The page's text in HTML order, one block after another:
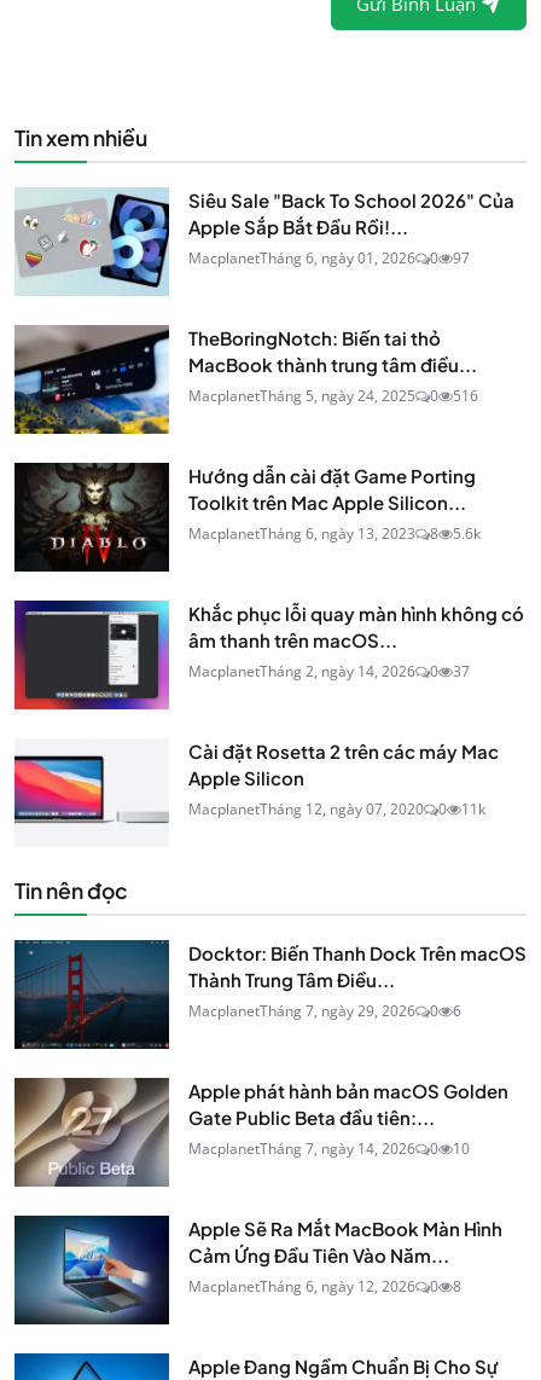
Tin xem nhiều
Siêu Sale "Back To School 2026" Của
Apple Sắp Bắt Đầu Rồi!...
MacplanetTháng 6, ngày 01, 2026 0 97
TheBoringNotch: Biến tai thỏ
MacBook thành trung tâm điều...
MacplanetTháng 5, ngày 24, 2025 0 516
Hướng dẫn cài đặt Game Porting
Toolkit trên Mac Apple Silicon...
MacplanetTháng 6, ngày 13, 2023 8 5.6k
Khắc phục lỗi quay màn hình không có
âm thanh trên macOS...
MacplanetTháng 2, ngày 14, 2026 0 37
Cài đặt Rosetta 2 trên các máy Mac
Apple Silicon
MacplanetTháng 12, ngày 07, 2020 0 11k
Tin nên đọc
Docktor: Biến Thanh Dock Trên macOS
Thành Trung Tâm Điều...
MacplanetTháng 7, ngày 29, 2026 0 6
Apple phát hành bản macOS Golden
Gate Public Beta đầu tiên:...
MacplanetTháng 7, ngày 14, 2026 0 10
Apple Sẽ Ra Mắt MacBook Màn Hình
Cảm Ứng Đầu Tiên Vào Năm...
MacplanetTháng 6, ngày 12, 2026 0 8
Apple Đang Ngầm Chuẩn Bị Cho Sự